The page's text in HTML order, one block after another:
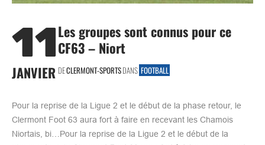
11
JANVIER
Les groupes sont connus pour ce
CF63 – Niort
DECLERMONT-SPORTSDANS FOOTBALL
Pour la reprise de la Ligue 2 et le début de la phase retour, le
Clermont Foot 63 aura fort à faire en recevant les Chamois
Niortais, bi…Pour la reprise de la Ligue 2 et le début de la